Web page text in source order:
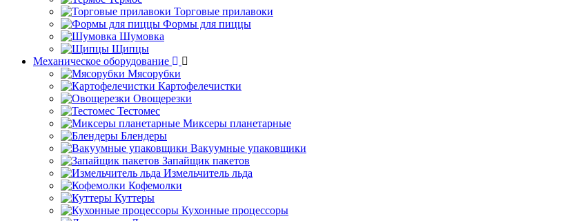
Торговые прилавоки
Формы для пиццы
Шумовка
Щипцы
Механическое оборудование
Мясорубки
Картофелечистки
Овощерезки
Тестомес
Миксеры планетарные
Блендеры
Вакуумные упаковщики
Запайщик пакетов
Измельчитель льда
Кофемолки
Куттеры
Кухонные процессоры